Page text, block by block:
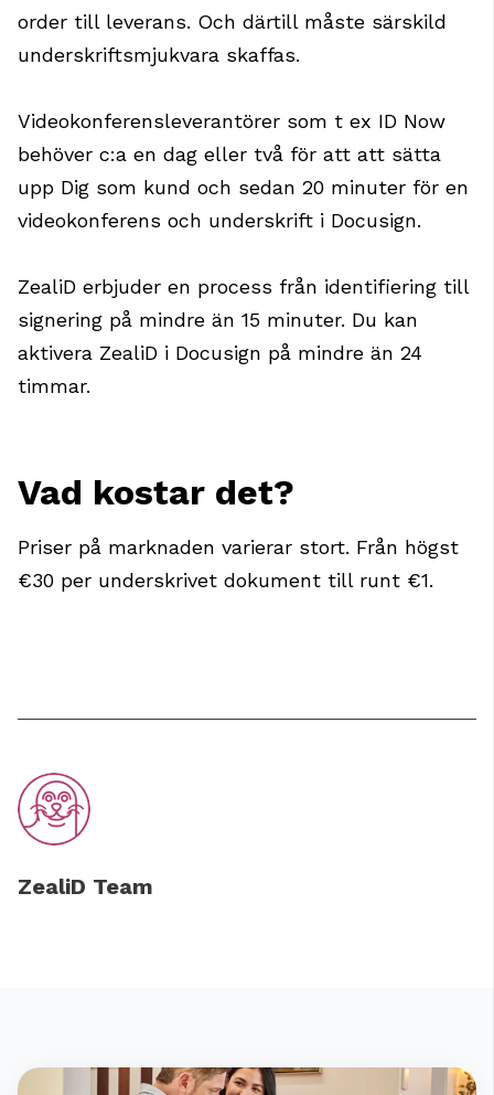
order till leverans. Och därtill måste särskild
underskriftsmjukvara skaffas.
Videokonferensleverantörer som t ex ID Now
behöver c:a en dag eller två för att att sätta
upp Dig som kund och sedan 20 minuter för en
videokonferens och underskrift i Docusign.
ZealiD erbjuder en process från identifiering till
signering på mindre än 15 minuter. Du kan
aktivera ZealiD i Docusign på mindre än 24
timmar.
Vad kostar det?
Priser på marknaden varierar stort. Från högst
€30 per underskrivet dokument till runt €1.
ZealiD Team